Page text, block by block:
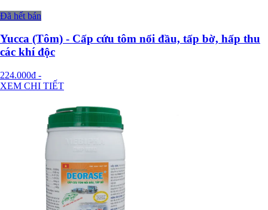
Đã hết bán
Yucca (Tôm) - Cấp cứu tôm nổi đầu, tấp bờ, hấp thu
các khí độc
224.000đ -
XEM CHI TIẾT